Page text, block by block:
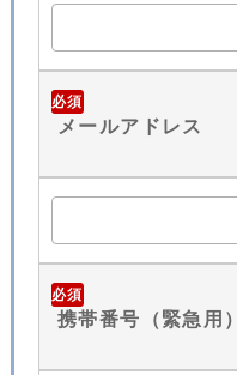
必須
メールアドレス
必須
携帯番号（緊急用）